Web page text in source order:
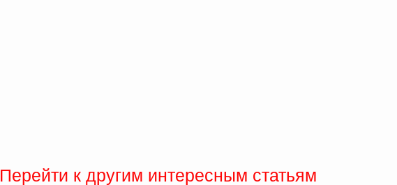
Перейти к другим интересным статьям